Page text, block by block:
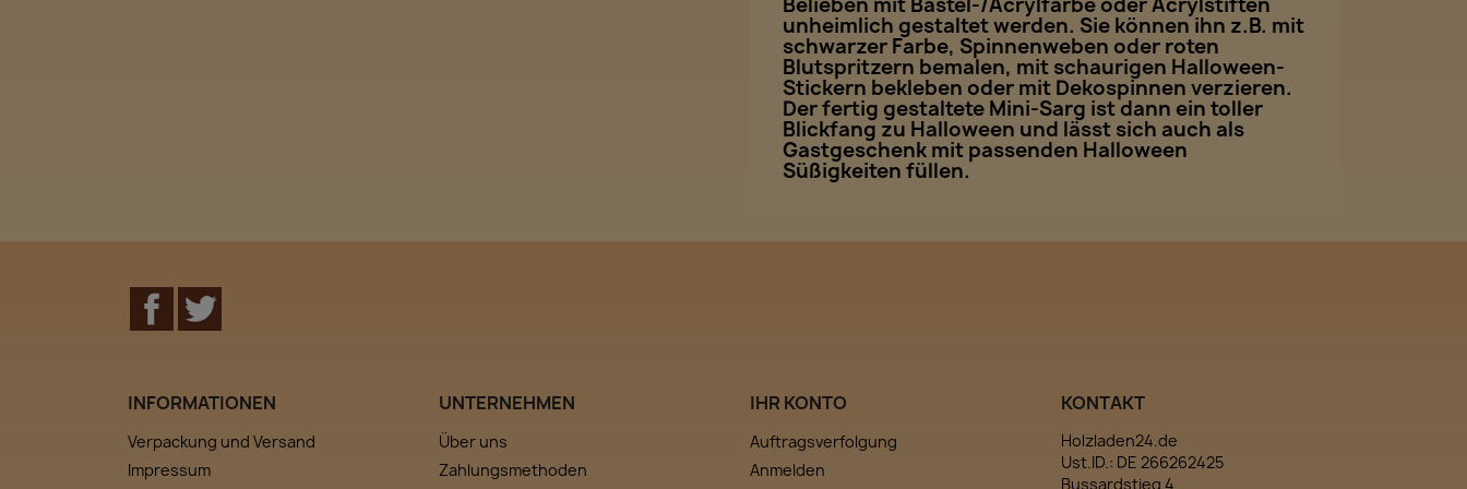
unheimlich gestaltet werden. Sie können ihn z.B. mit
schwarzer Farbe, Spinnenweben oder roten
Blutspritzern bemalen, mit schaurigen Halloween-
Stickern bekleben oder mit Dekospinnen verzieren.
Der fertig gestaltete Mini-Sarg ist dann ein toller
Blickfang zu Halloween und lässt sich auch als
Gastgeschenk mit passenden Halloween
Süßigkeiten füllen.
Facebook
INFORMATIONEN
Verpackung und Versand
Impressum
UNTERNEHMEN
Über uns
Zahlungsmethoden
IHR KONTO
Auftragsverfolgung
Anmelden
KONTAKT
Holzladen24.de
Ust.ID.: DE 266262425
Bussardstieg 4